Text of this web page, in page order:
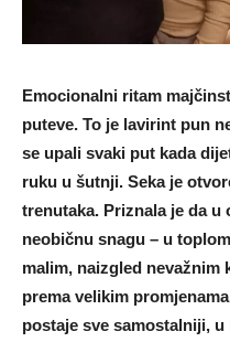
Emocionalni ritam
puteve. To je lavirint pun
se upali svaki put kada
ruku u šutnji. Seka je
trenutaka. Priznala je da
neobičnu snagu – u
malim, naizgled nevažnim
prema velikim
postaje sve samostalniji,